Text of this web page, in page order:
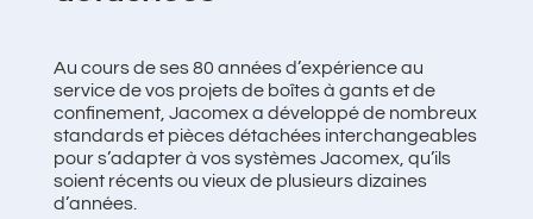
Au cours de ses 80 années d’expérience au
service de vos projets de boîtes à gants et de
confinement, Jacomex a développé de nombreux
standards et pièces détachées interchangeables
pour s’adapter à vos systèmes Jacomex, qu’ils
soient récents ou vieux de plusieurs dizaines
d’années.